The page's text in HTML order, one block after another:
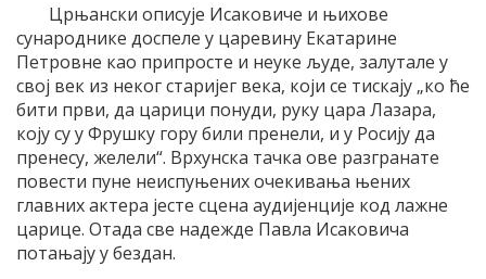
Црњански описује Исаковиче и њихове
сународнике доспеле у царевину Екатарине
Петровне као припросте и неуке људе, залутале у
свој век из неког старијег века, који се тискају „ко ће
бити први, да царици понуди, руку цара Лазара,
коју су у Фрушку гору били пренели, и у Росију да
пренесу, желели“. Врхунска тачка ове разгранате
повести пуне неиспуњених очекивања њених
главних актера јесте сцена аудијенције код лажне
царице. Отада све надежде Павла Исаковича
потањају у бездан.